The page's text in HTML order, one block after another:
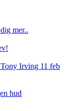
mer..
Irving 11 feb
hud